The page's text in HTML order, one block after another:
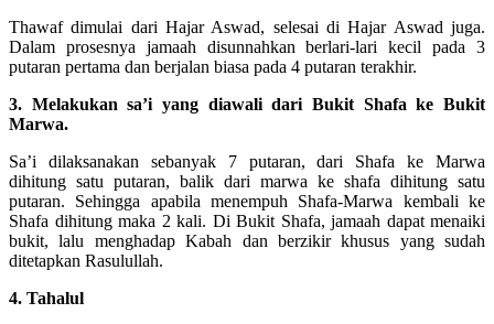
Thawaf dimulai dari Hajar Aswad, selesai di Hajar Aswad juga.
Dalam prosesnya jamaah disunnahkan berlari-lari kecil pada 3
putaran pertama dan berjalan biasa pada 4 putaran terakhir.
3. Melakukan sa’i yang diawali dari Bukit Shafa ke Bukit
Marwa.
Sa’i dilaksanakan sebanyak 7 putaran, dari Shafa ke Marwa
dihitung satu putaran, balik dari marwa ke shafa dihitung satu
putaran. Sehingga apabila menempuh Shafa-Marwa kembali ke
Shafa dihitung maka 2 kali. Di Bukit Shafa, jamaah dapat menaiki
bukit, lalu menghadap Kabah dan berzikir khusus yang sudah
ditetapkan Rasulullah.
4. Tahalul